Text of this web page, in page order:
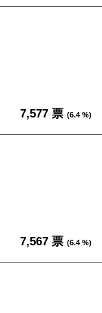
7,577 票 (6.4 %)
7,567 票 (6.4 %)